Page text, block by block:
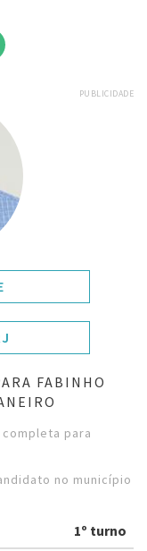
PUBLICIDADE
FABINHO
para
no município
1º turno